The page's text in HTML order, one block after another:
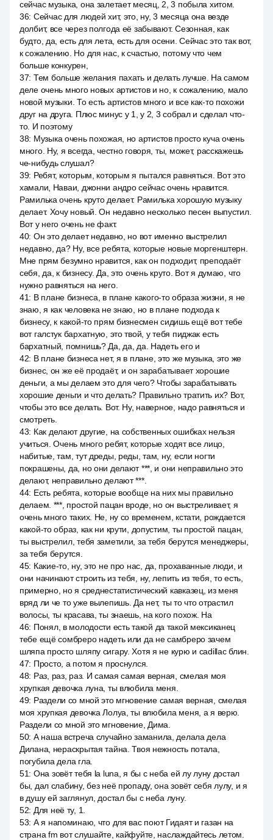
сейчас музыка, она залетает месяц, 2, 3 побыла хитом.
36: Сейчас для людей хит, это, ну, 3 месяца она везде
долбит, все через полгода её забывают. Сезонная, как
будто, да, есть для лета, есть для осени. Сейчас это так вот,
к сожалению. Но для нас, к счастью, потому что чем
больше конкурен,
37: Тем больше желания пахать и делать лучше. На самом
деле очень много новых артистов и но, к сожалению, мало
новой музыки. То есть артистов много и все как-то похожи
друг на друга. Плюс минус у 1, у 2, 3 собрал и сделал что-
то. И поэтому
38: Музыка очень похожая, но артистов просто куча очень
много. Ну, я всегда, честно говоря, ты, может, расскажешь
че-нибудь слушал?
39: Ребят, которым, которым я пытался равняться. Вот это
хамали, Наваи, джонни андро сейчас очень нравится.
Рамилька очень круто делает. Рамилька хорошую музыку
делает. Хочу новый. Он недавно несколько песен выпустил.
Вот у него очень не факт.
40: Он это делает недавно, но вот именно выстрелил
недавно, да? Ну, все ребята, которые новые моргенштерн.
Мне прям безумно нравится, как он подходит, преподаёт
себя, да, к бизнесу. Да, это очень круто. Вот я думаю, что
нужно равняться на него.
41: В плане бизнеса, в плане какого-то образа жизни, я не
знаю, я как человека не знаю, но в плане подхода к
бизнесу, к какой-то прям бизнесмен сидишь ещё вот тебе
вот галстук бархатную, это твой, у тебя пиджак есть
бархатный, помнишь? Да, да, да. Надеть его и
42: В плане бизнеса нет, я в плане, это же музыка, это же
бизнес, он же её продаёт, и он зарабатывает хорошие
деньги, а мы делаем это для чего? Чтобы зарабатывать
хорошие деньги и что делать? Правильно тратить их? Вот,
чтобы это все делать. Вот. Ну, наверное, надо равняться и
смотреть.
43: Как делают другие, на собственных ошибках нельзя
учиться. Очень много ребят, которые ходят все лицо,
набитые, там, тут дреды, реды, там, ну, если ногти
покрашены, да, но они делают ***, и они неправильно это
делают, неправильно делают ***.
44: Есть ребята, которые вообще на них мы правильно
делаем. ***, простой пацан вроде, но он выстреливает, я
очень много таких. Не, ну со временем, кстати, рождается
какой-то образ, как ни крути, допустим, ты простой пацан,
ты выстрелил, тебя заметили, за тебя берутся менеджеры,
за тебя берутся.
45: Какие-то, ну, это не про нас, да, прохаванные люди, и
они начинают строить из тебя, ну, лепить из тебя, то есть,
примерно, но я среднестатистический кавказец, из меня
вряд ли че то уже вылепишь. Да нет, ты то что отрастил
волосы, ты красава, ты знаешь, на кого похож. На
46: Понял, в молодости есть такой да такой мексиканец
тебе ещё сомбреро надеть или да не самбреро зачем
шляпа просто шляпу сигару. Хотя я не курю и cadillac блин.
47: Просто, а потом я проснулся.
48: Раз, раз, раз. И самая самая верная, смелая моя
хрупкая девочка луна, ты влюбила меня.
49: Раздели со мной это мгновение самая верная, смелая
моя хрупкая девочка Лолуа, ты влюбила меня, а я верю.
Раздели со мной это мгновение, Дима.
50: А наша встреча случайно заманила, делала дела
Дилана, нераскрытая тайна. Твоя нежность потала,
погубила дела гла.
51: Она зовёт тебя la luna, я бы с неба ей лу луну достал
бы, дал слабину, без неё пропаду, она зовёт себя лулу, и я
в душу ей заглянул, достал бы с неба луну.
52: Для неё ту, 1.
53: А я напоминаю, что для вас поют Гидаят и газан на
страна fm вот слушайте, кайфуйте, наслаждайтесь летом.